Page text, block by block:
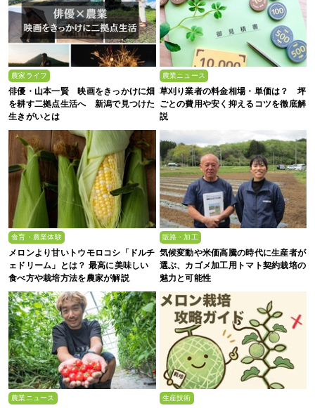
農家ライフ
俳優・山本一賢 映画をきっかけに畑
を耕す二拠点生活へ 新潟で見つけた
生きがいとは
農業ニュース
草刈り業者の料金相場・単価は？ 坪
ごとの費用や安く抑えるコツを徹底解
説
食育・農業体験
メロンより甘いトウモロコシ「ドルチ
ェドリーム」とは？ 最高に美味しい
食べ方や栽培方法を農家が解説
販路・加工
気候変動や米価高騰の時代に生産者が
選ぶ、カゴメ加工用トマト契約栽培の
魅力と可能性
農業ニュース 生産技術